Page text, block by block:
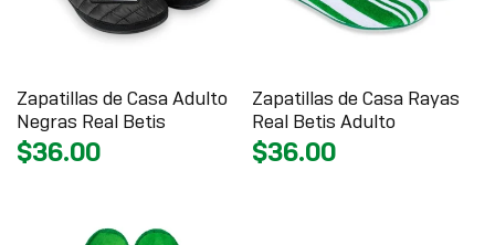
Zapatillas de Casa Adulto
Negras Real Betis
$36.00
Zapatillas de Casa Rayas
Real Betis Adulto
$36.00